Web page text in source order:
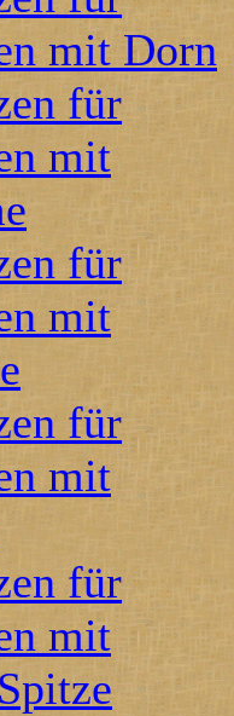
mit Dorn
für
mit
für
mit
für
mit
für
mit